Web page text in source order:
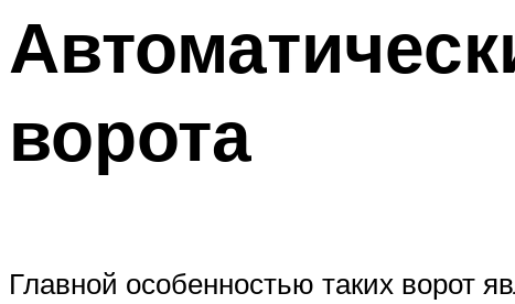
ворота
Главной особенностью таких ворот